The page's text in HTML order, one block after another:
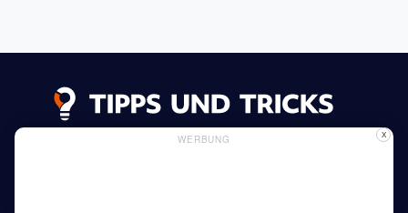
WERBUNG X